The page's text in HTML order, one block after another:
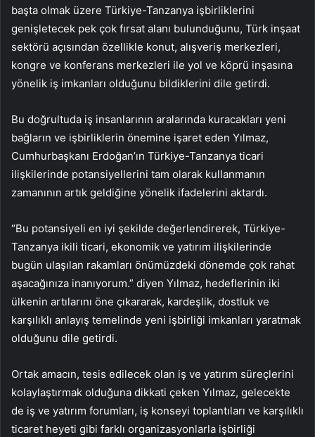
başta olmak üzere Türkiye-Tanzanya işbirliklerini
genişletecek pek çok fırsat alanı bulunduğunu, Türk inşaat
sektörü açısından özellikle konut, alışveriş merkezleri,
kongre ve konferans merkezleri ile yol ve köprü inşasına
yönelik iş imkanları olduğunu bildiklerini dile getirdi.
Bu doğrultuda iş insanlarının aralarında kuracakları yeni
bağların ve işbirliklerin önemine işaret eden Yılmaz,
Cumhurbaşkanı Erdoğan’ın Türkiye-Tanzanya ticari
ilişkilerinde potansiyellerini tam olarak kullanmanın
zamanının artık geldiğine yönelik ifadelerini aktardı.
“Bu potansiyeli en iyi şekilde değerlendirerek, Türkiye-
Tanzanya ikili ticari, ekonomik ve yatırım ilişkilerinde
bugün ulaşılan rakamları önümüzdeki dönemde çok rahat
aşacağınıza inanıyorum.” diyen Yılmaz, hedeflerinin iki
ülkenin artılarını öne çıkararak, kardeşlik, dostluk ve
karşılıklı anlayış temelinde yeni işbirliği imkanları yaratmak
olduğunu dile getirdi.
Ortak amacın, tesis edilecek olan iş ve yatırım süreçlerini
kolaylaştırmak olduğuna dikkati çeken Yılmaz, gelecekte
de iş ve yatırım forumları, iş konseyi toplantıları ve karşılıklı
ticaret heyeti gibi farklı organizasyonlarla işbirliği